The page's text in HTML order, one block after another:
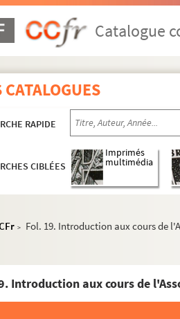
Catalogue
CATALOGUES
RAPIDE
CIBLÉES
Imprimés
multimédia
> Fol. 19. Introduction aux cours de
Introduction aux cours de